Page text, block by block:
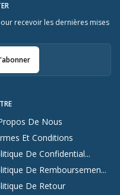
De Nous
Et Conditions
De Confidential...
De Remboursemen...
De Retour
recevoir les dernières mises